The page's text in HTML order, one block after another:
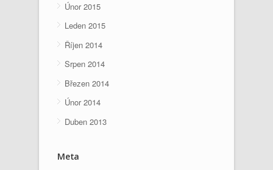
Únor 2015
Leden 2015
Říjen 2014
Srpen 2014
Březen 2014
Únor 2014
Duben 2013
Meta